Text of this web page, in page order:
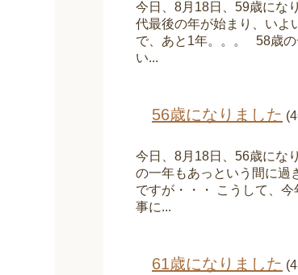
今日、8月18日、59歳にな
代最後の年が始まり、いよ
で、あと1年。。。 58歳の
い...
56歳になりました
今日、8月18日、56歳にな
の一年もあっという間に過
ですが・・・ こうして、
事に...
61歳になりました